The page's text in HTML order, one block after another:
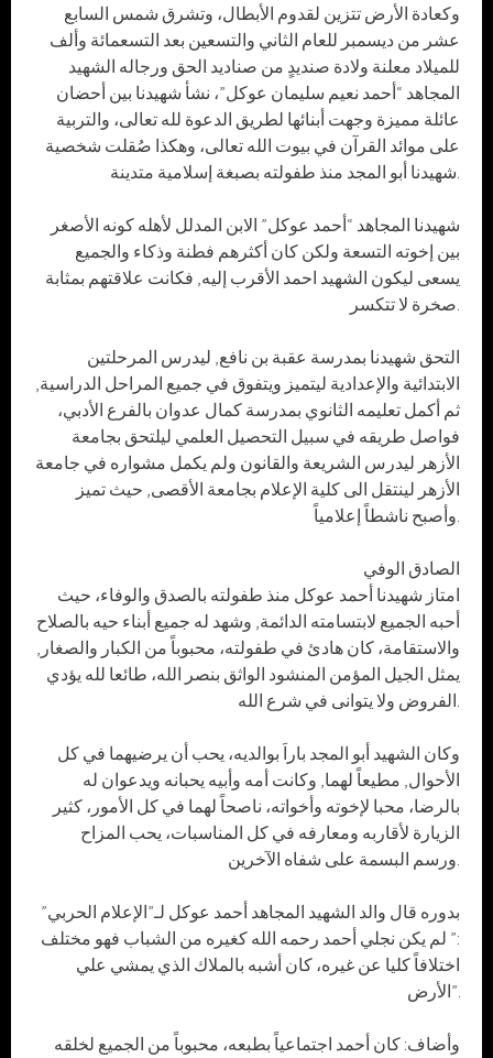
وكعادة الأرض تتزين لقدوم الأبطال، وتشرق شمس السابع
عشر من ديسمبر للعام الثاني والتسعين بعد التسعمائة وألف
للميلاد معلنة ولادة صنديدٍ من صناديد الحق ورجاله الشهيد
المجاهد “أحمد نعيم سليمان عوكل”، نشأ شهيدنا بين أحضان
عائلة مميزة وجهت أبنائها لطريق الدعوة لله تعالى، والتربية
على موائد القرآن في بيوت الله تعالى، وهكذا صُقلت شخصية
شهيدنا أبو المجد منذ طفولته بصبغة إسلامية متدينة.
شهيدنا المجاهد “أحمد عوكل” الابن المدلل لأهله كونه الأصغر
بين إخوته التسعة ولكن كان أكثرهم فطنة وذكاء والجميع
يسعى ليكون الشهيد احمد الأقرب إليه, فكانت علاقتهم بمثابة
صخرة لا تتكسر.
التحق شهيدنا بمدرسة عقبة بن نافع, ليدرس المرحلتين
الابتدائية والإعدادية ليتميز ويتفوق في جميع المراحل الدراسية,
ثم أكمل تعليمه الثانوي بمدرسة كمال عدوان بالفرع الأدبي،
فواصل طريقه في سبيل التحصيل العلمي ليلتحق بجامعة
الأزهر ليدرس الشريعة والقانون ولم يكمل مشواره في جامعة
الأزهر لينتقل الى كلية الإعلام بجامعة الأقصى, حيث تميز
وأصبح ناشطاً إعلامياً.
الصادق الوفي
امتاز شهيدنا أحمد عوكل منذ طفولته بالصدق والوفاء، حيث
أحبه الجميع لابتسامته الدائمة, وشهد له جميع أبناء حيه بالصلاح
والاستقامة، كان هادئ في طفولته، محبوباً من الكبار والصغار,
يمثل الجيل المؤمن المنشود الواثق بنصر الله، طائعا لله يؤدي
الفروض ولا يتوانى في شرع الله.
وكان الشهيد أبو المجد باراَ بوالديه، يحب أن يرضيهما في كل
الأحوال, مطيعاً لهما, وكانت أمه وأبيه يحبانه ويدعوان له
بالرضا، محبا لإخوته وأخواته، ناصحاً لهما في كل الأمور، كثير
الزيارة لأقاربه ومعارفه في كل المناسبات، يحب المزاح
ورسم البسمة على شفاه الآخرين.
بدوره قال والد الشهيد المجاهد أحمد عوكل لـ”الإعلام الحربي”
:” لم يكن نجلي أحمد رحمه الله كغيره من الشباب فهو مختلف
اختلافاً كليا عن غيره، كان أشبه بالملاك الذي يمشي علي
الأرض”.
وأضاف: كان أحمد اجتماعياً بطبعه، محبوباً من الجميع لخلقه